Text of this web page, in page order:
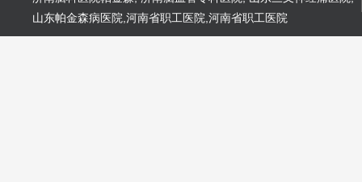
山东帕金森病医院 河南省职工医院 河南省职工医院